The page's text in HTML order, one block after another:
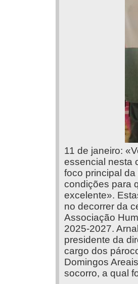
11 de janeiro:
essencial nesta
foco principal
condições para
excelente».
no decorrer da
Associação
2025-2027.
presidente da
cargo dos
Domingos
socorro, a qual